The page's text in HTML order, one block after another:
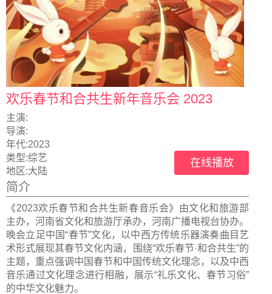
欢乐春节和合共生新年音乐会 2023
主演:
导演:
年代:2023
类型:综艺
地区:大陆
在线播放
简介
《2023欢乐春节和合共生新春音乐会》由文化和旅游部
主办，河南省文化和旅游厅承办，河南广播电视台协办。
晚会立足中国“春节”文化，以中西方传统乐器演奏曲目艺
术形式展现其春节文化内涵，围绕“欢乐春节·和合共生”的
主题，重点强调中国春节和中国传统文化理念，以及中西
音乐通过文化理念进行相融，展示“礼乐文化、春节习俗”
的中华文化魅力。